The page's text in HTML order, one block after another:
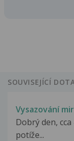
SOUVISEJÍCÍ
Vysazování
Dobrý den,
potíže...